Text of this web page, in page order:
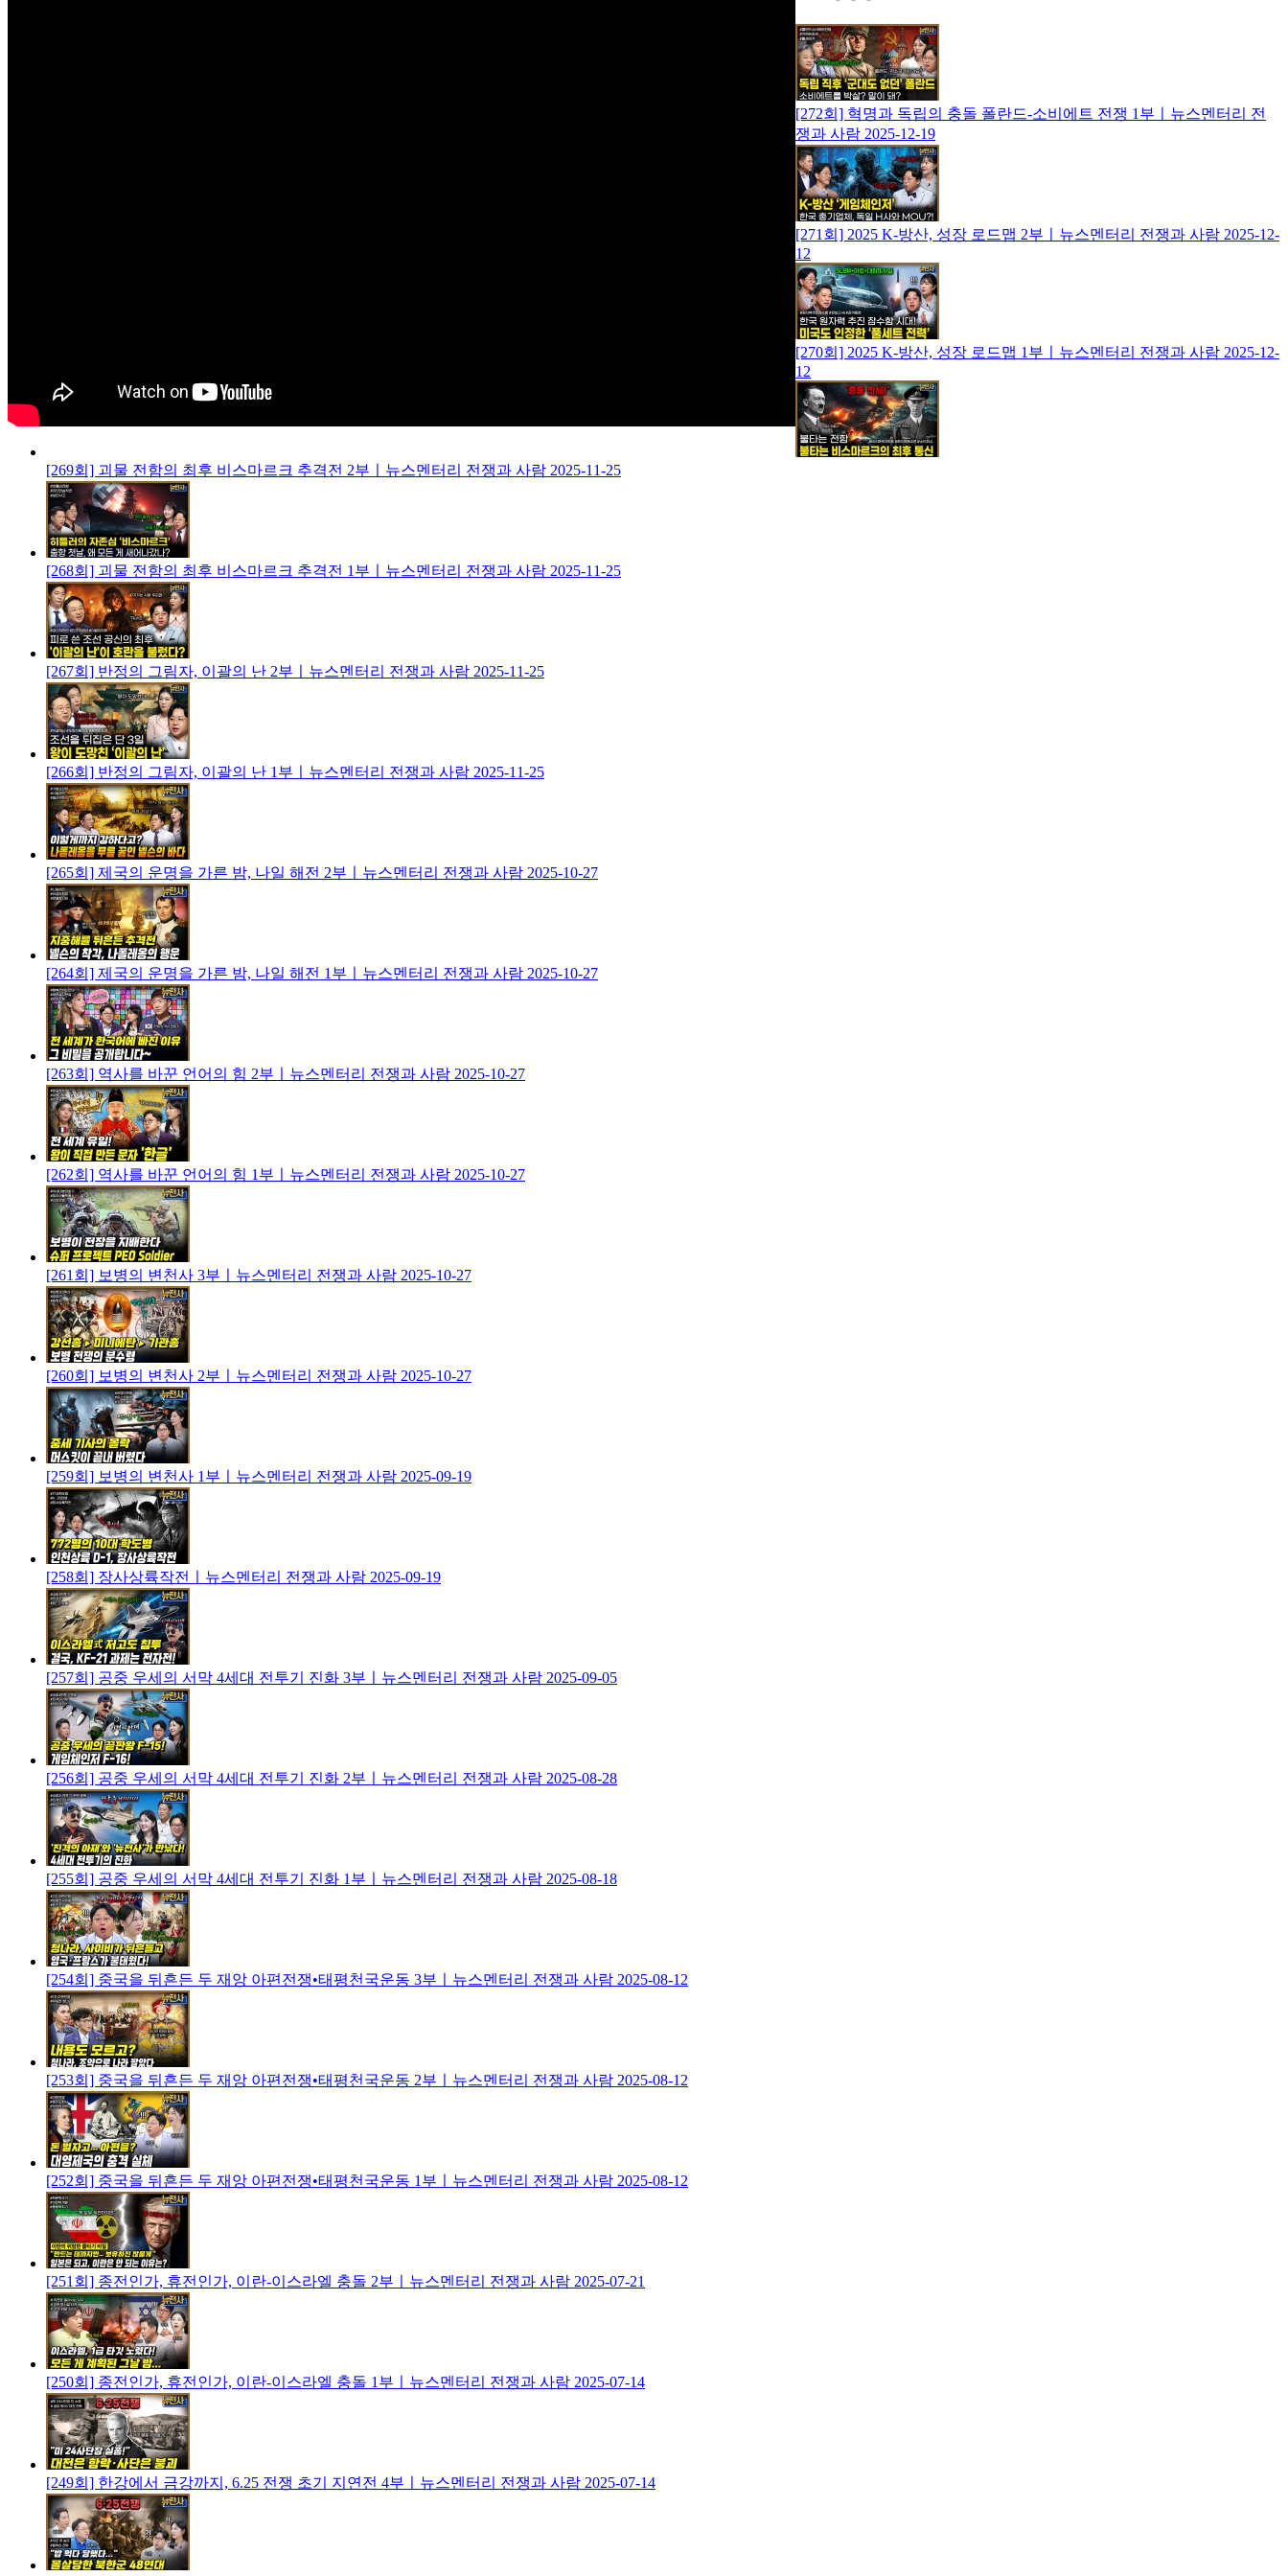
[272회] 혁명과 독립의 충돌 폴란드-소비에트 전쟁 1부ㅣ뉴스멘터리 전
쟁과 사람 2025-12-19
[271회] 2025 K-방산, 성장 로드맵 2부ㅣ뉴스멘터리 전쟁과 사람 2025-12-
12
[270회] 2025 K-방산, 성장 로드맵 1부ㅣ뉴스멘터리 전쟁과 사람 2025-12-
12
[269회] 괴물 전함의 최후 비스마르크 추격전 2부ㅣ뉴스멘터리 전쟁과 사람 2025-11-25
[268회] 괴물 전함의 최후 비스마르크 추격전 1부ㅣ뉴스멘터리 전쟁과 사람 2025-11-25
[267회] 반정의 그림자, 이괄의 난 2부ㅣ뉴스멘터리 전쟁과 사람 2025-11-25
[266회] 반정의 그림자, 이괄의 난 1부ㅣ뉴스멘터리 전쟁과 사람 2025-11-25
[265회] 제국의 운명을 가른 밤, 나일 해전 2부ㅣ뉴스멘터리 전쟁과 사람 2025-10-27
[264회] 제국의 운명을 가른 밤, 나일 해전 1부ㅣ뉴스멘터리 전쟁과 사람 2025-10-27
[263회] 역사를 바꾼 언어의 힘 2부ㅣ뉴스멘터리 전쟁과 사람 2025-10-27
[262회] 역사를 바꾼 언어의 힘 1부ㅣ뉴스멘터리 전쟁과 사람 2025-10-27
[261회] 보병의 변천사 3부ㅣ뉴스멘터리 전쟁과 사람 2025-10-27
[260회] 보병의 변천사 2부ㅣ뉴스멘터리 전쟁과 사람 2025-10-27
[259회] 보병의 변천사 1부ㅣ뉴스멘터리 전쟁과 사람 2025-09-19
[258회] 장사상륙작전ㅣ뉴스멘터리 전쟁과 사람 2025-09-19
[257회] 공중 우세의 서막 4세대 전투기 진화 3부ㅣ뉴스멘터리 전쟁과 사람 2025-09-05
[256회] 공중 우세의 서막 4세대 전투기 진화 2부ㅣ뉴스멘터리 전쟁과 사람 2025-08-28
[255회] 공중 우세의 서막 4세대 전투기 진화 1부ㅣ뉴스멘터리 전쟁과 사람 2025-08-18
[254회] 중국을 뒤흔든 두 재앙 아편전쟁•태평천국운동 3부ㅣ뉴스멘터리 전쟁과 사람 2025-08-12
[253회] 중국을 뒤흔든 두 재앙 아편전쟁•태평천국운동 2부ㅣ뉴스멘터리 전쟁과 사람 2025-08-12
[252회] 중국을 뒤흔든 두 재앙 아편전쟁•태평천국운동 1부ㅣ뉴스멘터리 전쟁과 사람 2025-08-12
[251회] 종전인가, 휴전인가, 이란-이스라엘 충돌 2부ㅣ뉴스멘터리 전쟁과 사람 2025-07-21
[250회] 종전인가, 휴전인가, 이란-이스라엘 충돌 1부ㅣ뉴스멘터리 전쟁과 사람 2025-07-14
[249회] 한강에서 금강까지, 6.25 전쟁 초기 지연전 4부ㅣ뉴스멘터리 전쟁과 사람 2025-07-14